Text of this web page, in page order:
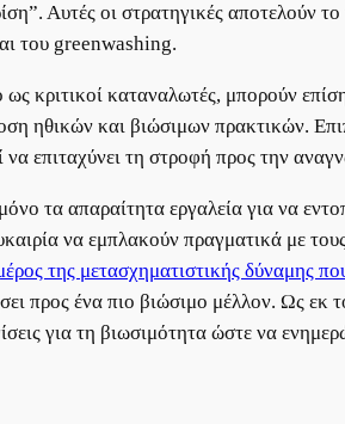
Αυτές οι στρατηγικές αποτελούν
του greenwashing.
κριτικοί καταναλωτές, μπορούν
ηθικών και βιώσιμων πρακτικών.
να επιταχύνει τη στροφή προς την
τα απαραίτητα εργαλεία για να
να εμπλακούν πραγματικά με
της μετασχηματιστικής δύναμης
προς ένα πιο βιώσιμο μέλλον. Ως εκ
για τη βιωσιμότητα ώστε να